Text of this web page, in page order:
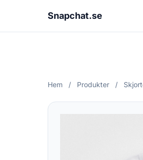
Snapchat.se
Hem / Produkter /